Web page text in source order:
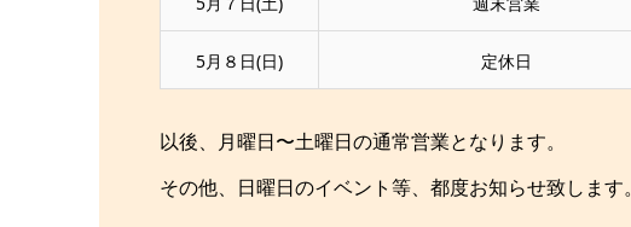
5月８日(日) 定休日
以後、月曜日〜土曜日の通常営業となります。
その他、日曜日のイベント等、都度お知らせ致します。